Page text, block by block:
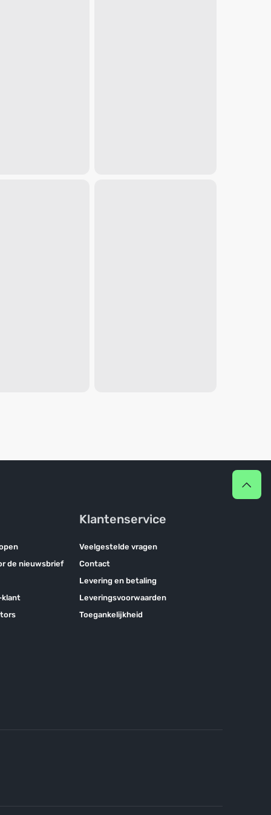
de nieuwsbrief
klant
Klantenservice
Veelgestelde vragen
Contact
Levering en betaling
Leveringsvoorwaarden
Toegankelijkheid